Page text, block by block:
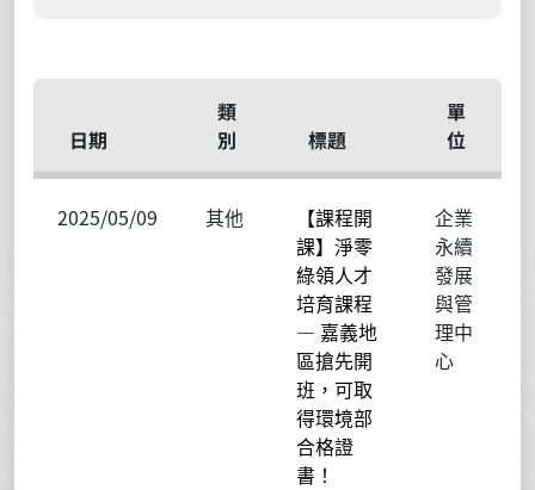
日期
類
別
標題
單
位
2025/05/09 其他
【課程開
課】淨零
綠領人才
培育課程
— 嘉義地
區搶先開
班，可取
得環境部
合格證
書！
企業
永續
發展
與管
理中
心